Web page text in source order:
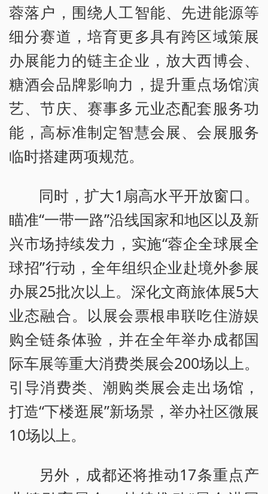
蓉落户，围绕人工智能、先进能源等
细分赛道，培育更多具有跨区域策展
办展能力的链主企业，放大西博会、
糖酒会品牌影响力，提升重点场馆演
艺、节庆、赛事多元业态配套服务功
能，高标准制定智慧会展、会展服务
临时搭建两项规范。
同时，扩大1扇高水平开放窗口。
瞄准“一带一路”沿线国家和地区以及新
兴市场持续发力，实施“蓉企全球展全
球招”行动，全年组织企业赴境外参展
办展25批次以上。深化文商旅体展5大
业态融合。以展会票根串联吃住游娱
购全链条体验，并在全年举办成都国
际车展等重大消费类展会200场以上。
引导消费类、潮购类展会走出场馆，
打造“下楼逛展”新场景，举办社区微展
10场以上。
另外，成都还将推动17条重点产